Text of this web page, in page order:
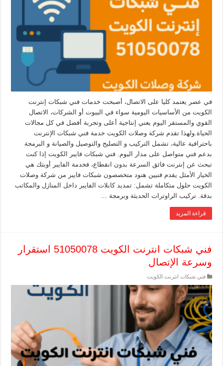
في عصر يعتمد كليا على الاتصال، أصبحت خدمات فني شبكات إنترنت
الكويت من الأساسيات اليومية سواء في البيوت أو الشركات، الاتصال
القوي والمستقر اليوم يعني إنتاجية أعلى وتجربة أفضل في كل مجالات
الحياة.ولهذا تقدم شركة وصلات الكويت خدمة فني شبكات الإنترنت
باحترافية عالية، تشمل التركيب و التصليح والتوصيل والصيانة و البرمجة
بدعم فني متواصل على مدار اليوم. فني شبكات فايبر الكويت إذا كنت
تبحث عن إنترنت فائق السرعة بدون انقطاع، فخدمة الفايبر أوبتك هي
الخيار الأمثل يقدم فنيين هنود متخصصون شبكات فايبر من شركة وصلات
الكويت حلول متكاملة تشمل: تمديد كابلات الفايبر داخل المنازل والمكاتب
بدقة. تركيب الراوترات الحديثة وبرمجة …
قراءة المزيد
فني شبكات انترنت الكويت 51050078 استقرار
وسرعة الإتصال
فني شبكات انترنت الكويت